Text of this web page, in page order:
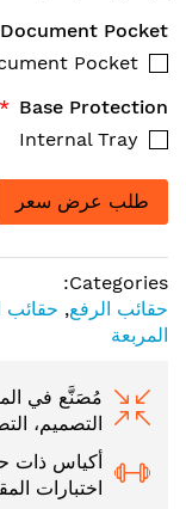
Pocket
Pocket
Base Protection
Internal Tray
طلب عرض سعر
Categories:
حقائب الرفع, حقائب
المربعة
مُصَنَّع في
التصميم،
أكياس ذات
اختبارات